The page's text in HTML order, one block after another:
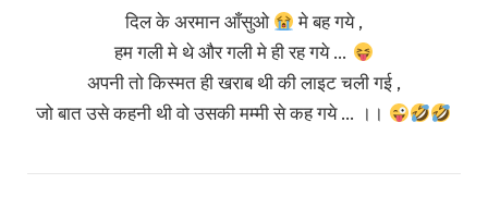
दिल के अरमान आँसुओ
मे बह गये ,
हम गली मे थे और गली मे ही रह गये …
अपनी तो किस्मत ही खराब थी की लाइट चली गई ,
जो बात उसे कहनी थी वो उसकी मम्मी से कह गये … ।।